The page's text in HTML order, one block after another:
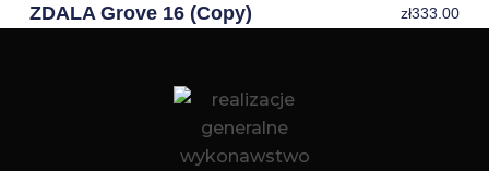
ZDALA Grove 16 (Copy) zł333.00